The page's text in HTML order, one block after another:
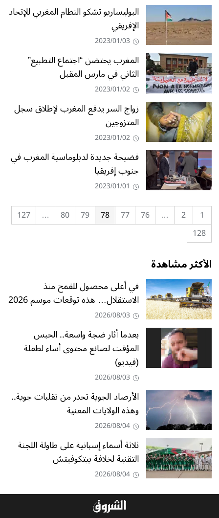
البوليساريو تشكو النظام المغربي للإتحاد
الإفريقي
2023/01/03
المغرب يحتضن “اجتماع التطبيع”
الثاني في مارس المقبل
2023/01/02
زواج السر يدفع المغرب لإطلاق سجل
المتزوجين
2023/01/02
فضيحة جديدة لدبلوماسية المغرب في
جنوب إفريقيا
2023/01/01
1
2
…
76
77
78
79
80
…
127
128
الأكثر مشاهدة
في أعلى محصول للقمح منذ
الاستقلال… هذه توقعات موسم 2026
2026/08/03
بعدما أثار ضجة واسعة.. الحبس
المؤقت لصانع محتوى أساء لطفلة
(فيديو)
2026/08/03
الأرصاد الجوية تحذر من تقلبات جوية..
وهذه الولايات المعنية
2026/08/04
ثلاثة أسماء إسبانية على طاولة اللجنة
التقنية لخلافة بيتكوفيتش
2026/08/04